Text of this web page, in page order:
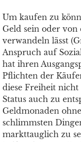
Um kaufen zu
Geld sein oder von
verwandeln lässt
Anspruch auf
hat ihren
Pflichten der
diese Freiheit
Status auch zu
Geldmonaden
schlimmsten
markttauglich zu